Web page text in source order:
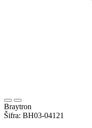
Braytron
Šifra: BH03-04121